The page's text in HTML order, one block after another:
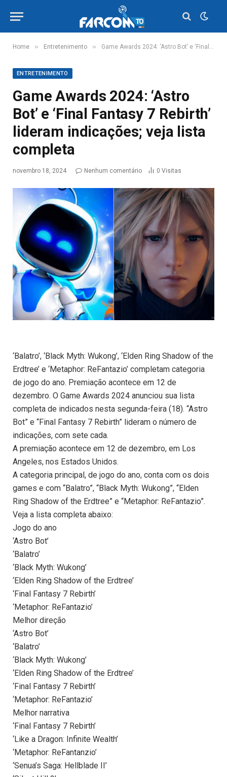
Home » Entretenimento » Game Awards 2024: ‘Astro Bot’ e ‘Final Fantasy 7 Rebirth’ lideram indicações; veja lista completa
ENTRETENIMENTO
Game Awards 2024: ‘Astro
Bot’ e ‘Final Fantasy 7 Rebirth’
lideram indicações; veja lista
completa
novembro 18, 2024 Nenhum comentário 0 Visitas
‘Balatro’, ‘Black Myth: Wukong’, ‘Elden Ring Shadow of the
Erdtree’ e ‘Metaphor: ReFantazio’ completam categoria
de jogo do ano. Premiação acontece em 12 de
dezembro. O Game Awards 2024 anunciou sua lista
completa de indicados nesta segunda-feira (18). “Astro
Bot” e “Final Fantasy 7 Rebirth” lideram o número de
indicações, com sete cada.
A premiação acontece em 12 de dezembro, em Los
Angeles, nos Estados Unidos.
A categoria principal, de jogo do ano, conta com os dois
games e com “Balatro”, “Black Myth: Wukong”, “Elden
Ring Shadow of the Erdtree” e “Metaphor: ReFantazio”.
Veja a lista completa abaixo:
Jogo do ano
‘Astro Bot’
‘Balatro’
‘Black Myth: Wukong’
‘Elden Ring Shadow of the Erdtree’
‘Final Fantasy 7 Rebirth’
‘Metaphor: ReFantazio’
Melhor direção
‘Astro Bot’
‘Balatro’
‘Black Myth: Wukong’
‘Elden Ring Shadow of the Erdtree’
‘Final Fantasy 7 Rebirth’
‘Metaphor: ReFantazio’
Melhor narrativa
‘Final Fantasy 7 Rebirth’
‘Like a Dragon: Infinite Wealth’
‘Metaphor: ReFantanzio’
‘Senua’s Saga: Hellblade II’